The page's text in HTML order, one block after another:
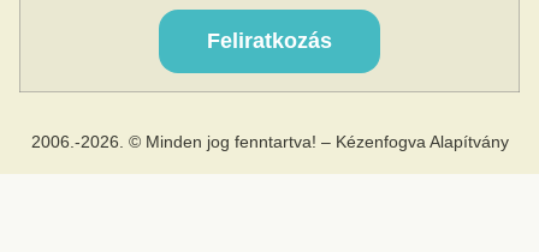
2006.-2026. © Minden jog fenntartva! – Kézenfogva Alapítvány